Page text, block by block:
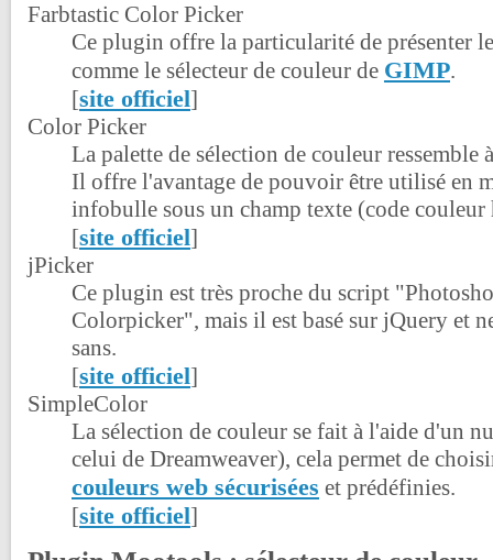
Farbtastic Color Picker
Ce plugin offre la particularité de présenter
comme le sélecteur de couleur de GIMP.
[site officiel]
Color Picker
La palette de sélection de couleur ressemble
Il offre l'avantage de pouvoir être utilisé en
infobulle sous un champ texte (code couleur
[site officiel]
jPicker
Ce plugin est très proche du script
Colorpicker", mais il est basé sur jQuery et
sans.
[site officiel]
SimpleColor
La sélection de couleur se fait à l'aide d'un
celui de Dreamweaver), cela permet de
couleurs web sécurisées et prédéfinies.
[site officiel]